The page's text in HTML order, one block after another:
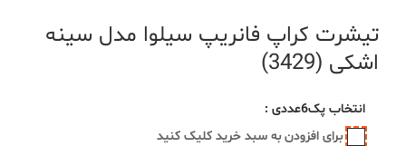
تیشرت کراپ فانریپ سیلوا مدل سینه
اشکی (3429)
انتخاب پک6عددی
:
برای افزودن به سبد خرید کلیک کنید